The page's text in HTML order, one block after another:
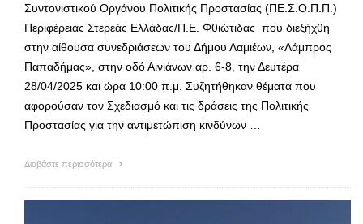
Συντονιστικού Οργάνου Πολιτικής Προστασίας (ΠΕ.Σ.Ο.Π.Π.)
Περιφέρειας Στερεάς Ελλάδας/Π.Ε. Φθιώτιδας που διεξήχθη
στην αίθουσα συνεδριάσεων του Δήμου Λαμιέων, «Λάμπρος
Παπαδήμας», στην οδό Αινιάνων αρ. 6-8, την Δευτέρα
28/04/2025 και ώρα 10:00 π.μ. Συζητήθηκαν θέματα που
αφορούσαν τον Σχεδιασμό και τις δράσεις της Πολιτικής
Προστασίας για την αντιμετώπιση κινδύνων …
Διαβάστε περισσότερα